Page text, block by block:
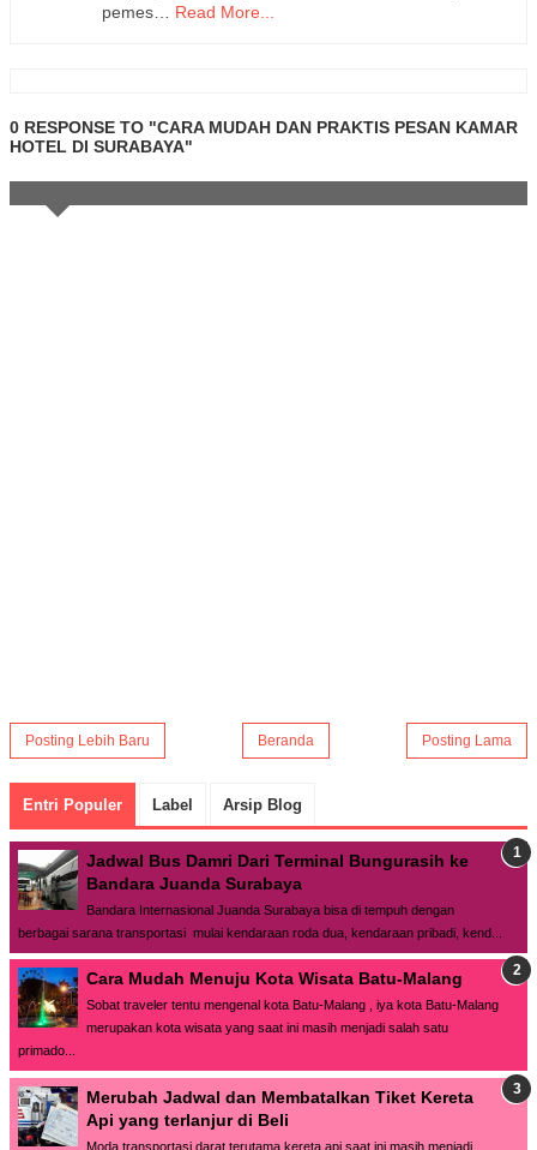
pemes…
Read More...
0 RESPONSE TO "CARA MUDAH DAN PRAKTIS PESAN KAMAR
HOTEL DI SURABAYA"
Posting Lebih Baru Posting Lama
Beranda
Entri Populer Label Arsip Blog
Jadwal Bus Damri Dari Terminal Bungurasih ke
Bandara Juanda Surabaya
Bandara Internasional Juanda Surabaya bisa di tempuh dengan
berbagai sarana transportasi mulai kendaraan roda dua, kendaraan pribadi, kend...
Cara Mudah Menuju Kota Wisata Batu-Malang
Sobat traveler tentu mengenal kota Batu-Malang , iya kota Batu-Malang
merupakan kota wisata yang saat ini masih menjadi salah satu
primado...
Merubah Jadwal dan Membatalkan Tiket Kereta
Api yang terlanjur di Beli
Moda transportasi darat terutama kereta api saat ini masih menjadi